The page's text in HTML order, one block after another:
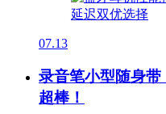
07.13
录音笔小型随身带
超棒！